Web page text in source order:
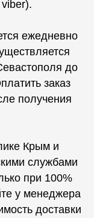
ежедневно
до
заказ
получения
Крым и
службами
при 100%
у менеджера
доставки